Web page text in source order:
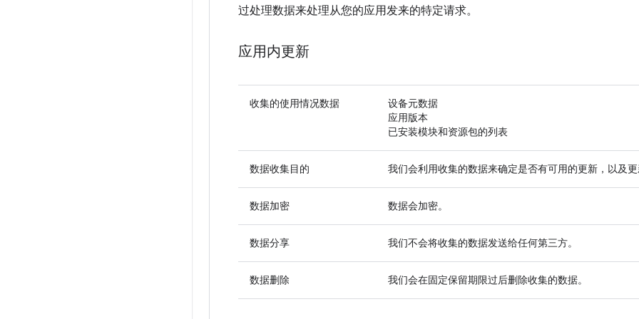
过处理数据来处理从您的应用发来的特定请求。
应用内更新
收集的使用情况数据
设备元数据
应用版本
已安装模块和资源包的列表
数据收集目的 我们会利用收集的数据来确定是否有可用的更新，以及
数据加密 数据会加密。
数据分享 我们不会将收集的数据发送给任何第三方。
数据删除 我们会在固定保留期限过后删除收集的数据。